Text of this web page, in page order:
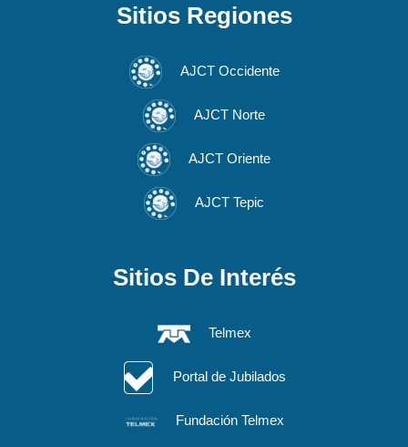
Sitios Regiones
AJCT Occidente
AJCT Norte
AJCT Oriente
AJCT Tepic
Sitios De Interés
Telmex
Portal de Jubilados
Fundación Telmex